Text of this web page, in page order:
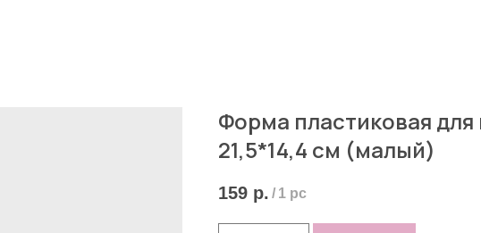
Форма пластиковая
21,5*14,4 см (малый)
159 р. / 1 pc